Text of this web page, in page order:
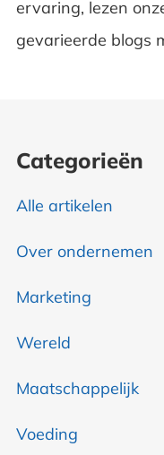
ervaring, lezen
gevarieerde blogs
Categorieën
Alle artikelen
Over ondernemen
Marketing
Wereld
Maatschappelijk
Voeding